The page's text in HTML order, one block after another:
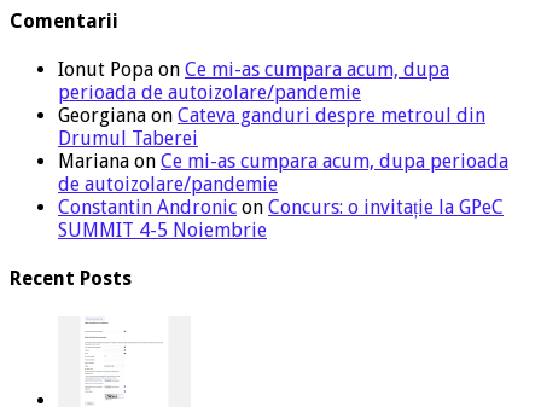
Comentarii
Ionut Popa on Ce mi-as cumpara acum, dupa
perioada de autoizolare/pandemie
Georgiana on Cateva ganduri despre metroul din
Drumul Taberei
Mariana on Ce mi-as cumpara acum, dupa perioada
de autoizolare/pandemie
Constantin Andronic on Concurs: o invitație la GPeC
SUMMIT 4-5 Noiembrie
Recent Posts